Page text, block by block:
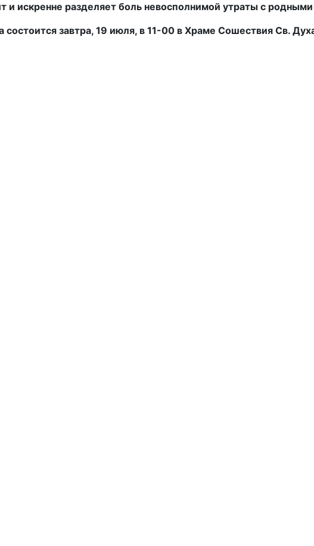
и искренне разделяет боль невосполнимой утраты с
завтра, 19 июля, в 11-00 в Храме Сошествия Св.